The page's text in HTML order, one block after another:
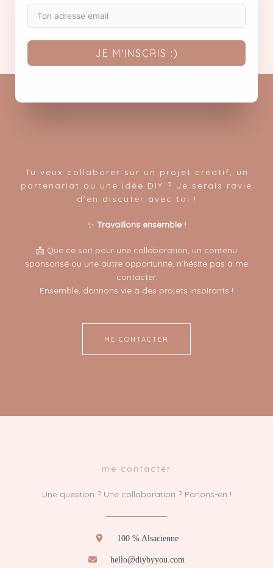
JE M'INSCRIS :)
Tu veux collaborer sur un projet créatif, un
partenariat ou une idée DIY ? Je serais ravie
d’en discuter avec toi !
✨ Travaillons ensemble !
📩 Que ce soit pour une collaboration, un contenu
sponsorisé ou une autre opportunité, n’hésite pas à me
contacter.
Ensemble, donnons vie à des projets inspirants !
ME CONTACTER
me contacter
Une question ? Une collaboration ? Parlons-en !
100 % Alsacienne
hello@diybyyou.com